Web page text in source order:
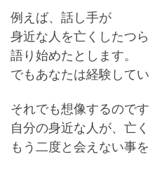
例えば、話し手が
身近な人を亡くしたつ
語り始めたとします。
でもあなたは経験してい
それでも想像するのです
自分の身近な人が、亡
もう二度と会えない事